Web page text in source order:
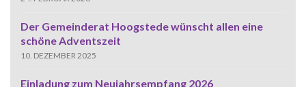
Der Gemeinderat Hoogstede wünscht allen eine
schöne Adventszeit
10. DEZEMBER 2025
Einladung zum Neujahrsempfang 2026